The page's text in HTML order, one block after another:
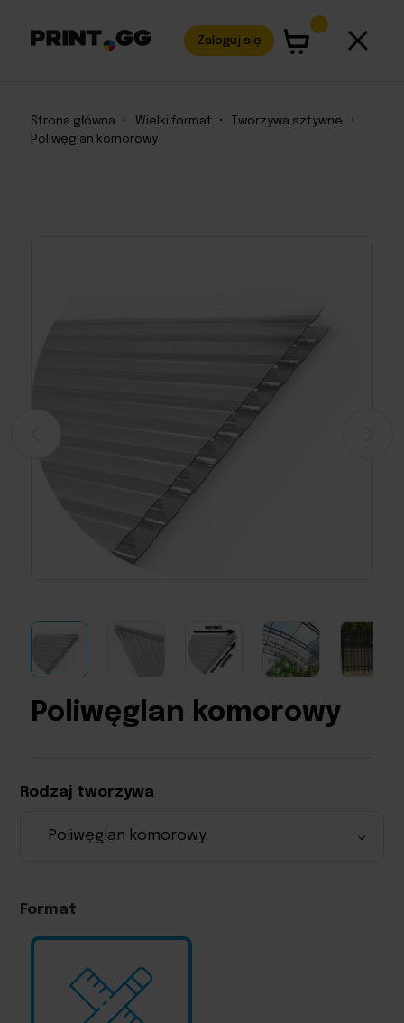
Zaloguj się
Strona główna • Wielki format • Tworzywa sztywne
•
Poliwęglan komorowy
Poliwęglan komorowy
Rodzaj tworzywa
Format